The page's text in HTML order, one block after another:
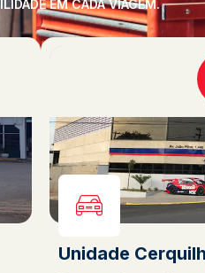
EM CADA VIAGEM.
Unidade